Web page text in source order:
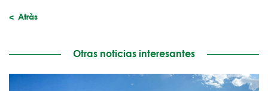
Atràs
Otras noticias interesantes